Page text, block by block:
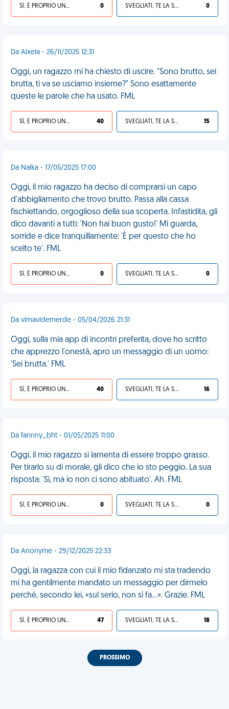
SÌ, È PROPRIO UNA VDM! 0 SVEGLIATI, TE LA SEI CERCATA! 0
Da Aixela - 26/11/2025 12:31
Oggi, un ragazzo mi ha chiesto di uscire. "Sono brutto, sei
brutta, ti va se usciamo insieme?" Sono esattamente
queste le parole che ha usato. FML
SÌ, È PROPRIO UNA VDM! 40 SVEGLIATI, TE LA SEI CERCATA! 15
Da Naika - 17/05/2025 17:00
Oggi, il mio ragazzo ha deciso di comprarsi un capo
d'abbigliamento che trovo brutto. Passa alla cassa
fischiettando, orgoglioso della sua scoperta. Infastidita, gli
dico davanti a tutti: 'Non hai buon gusto!' Mi guarda,
sorride e dice tranquillamente: 'È per questo che ho
scelto te'. FML
SÌ, È PROPRIO UNA VDM! 0 SVEGLIATI, TE LA SEI CERCATA! 0
Da vimavidemerde - 05/04/2026 21:31
Oggi, sulla mia app di incontri preferita, dove ho scritto
che apprezzo l'onestà, apro un messaggio di un uomo:
'Sei brutta.' FML
SÌ, È PROPRIO UNA VDM! 40 SVEGLIATI, TE LA SEI CERCATA! 16
Da fannny_bht - 01/05/2025 11:00
Oggi, il mio ragazzo si lamenta di essere troppo grasso.
Per tirarlo su di morale, gli dico che io sto peggio. La sua
risposta: 'Sì, ma io non ci sono abituato'. Ah. FML
SÌ, È PROPRIO UNA VDM! 0 SVEGLIATI, TE LA SEI CERCATA! 0
Da Anonyme - 29/12/2025 22:33
Oggi, la ragazza con cui il mio fidanzato mi sta tradendo
mi ha gentilmente mandato un messaggio per dirmelo
perché, secondo lei, «sul serio, non si fa…». Grazie. FML
SÌ, È PROPRIO UNA VDM! 47 SVEGLIATI, TE LA SEI CERCATA! 18
PROSSIMO